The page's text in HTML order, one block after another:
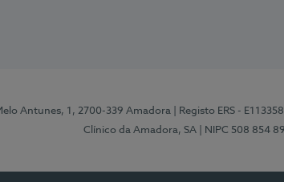
Antunes, 1, 2700-339 Amadora | Registo ERS - E113358
Clínico da Amadora, SA
| NIPC 508 854